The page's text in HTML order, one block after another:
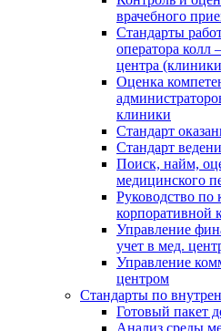
врачебного
Стандарты
оператора
центра
Оценка
клиники
Стандарт
Стандарт
Поиск, найм,
медицинского
Руководство по
корпоративной
Управление
учет в мед.
Управление
центром
Стандарты по
Готовый пакет
Анализ среды